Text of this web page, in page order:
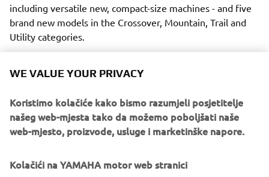
including versatile new, compact-size machines - and five
brand new models in the Crossover, Mountain, Trail and
Utility categories.
With their new high-tech engines, unique new suspension
and steering systems and new ski designs – all added to
the practical, innovative and luxurious features that have
the world, these exciting new machines deserve their
WE VALUE YOUR PRIVACY
Koristimo kolačiće kako bismo razumjeli posjetitelje
našeg web-mjesta tako da možemo poboljšati naše
web-mjesto, proizvode, usluge i marketinške napore.
Kolačići na YAMAHA motor web stranici